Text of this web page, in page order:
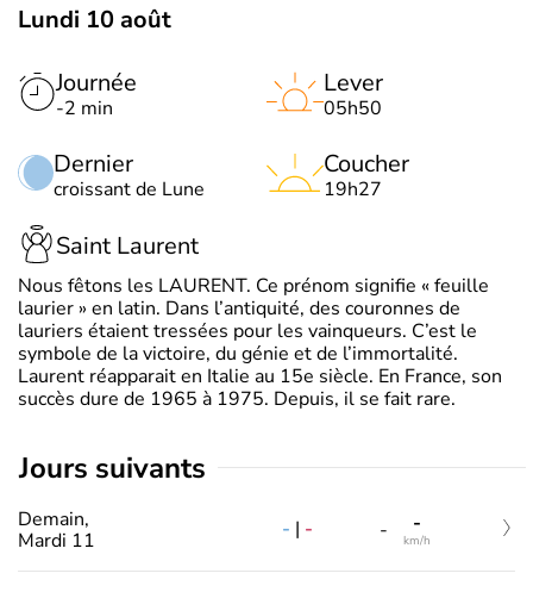
Lundi 10 août
Journée
-2 min
Dernier
croissant de Lune
Lever
05h50
Coucher
19h27
Saint Laurent
Nous fêtons les LAURENT. Ce prénom signifie « feuille
laurier » en latin. Dans l’antiquité, des couronnes de
lauriers étaient tressées pour les vainqueurs. C’est le
symbole de la victoire, du génie et de l’immortalité.
Laurent réapparait en Italie au 15e siècle. En France, son
succès dure de 1965 à 1975. Depuis, il se fait rare.
jours suivants
Demain,
Mardi 11
- | - - -
km/h